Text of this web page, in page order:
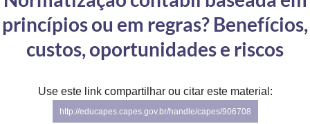
Controladoria-Geral da União
Ministério da Mulher, da Família e dos Direitos Humanos
Secretaria de Governo
princípios ou em regras? Benefícios,
custos, oportunidades e riscos
Use este link compartilhar ou citar este material:
http://educapes.capes.gov.br/handle/capes/906708